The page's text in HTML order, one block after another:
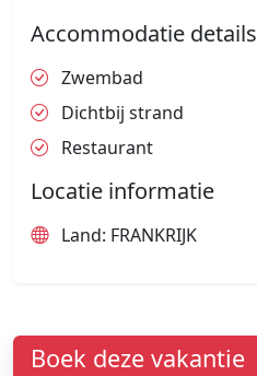
Accommodatie details
Zwembad
Dichtbij strand
Restaurant
Locatie informatie
Land: FRANKRIJK
Boek deze vakantie